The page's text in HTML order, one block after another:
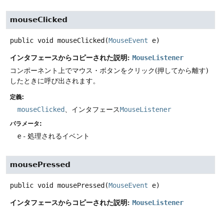
mouseClicked
public void mouseClicked (MouseEvent e)
インタフェースからコピーされた説明: MouseListener
コンポーネント上でマウス・ボタンをクリック(押してから離す)
したときに呼び出されます。
定義:
mouseClicked 、インタフェースMouseListener
パラメータ:
e - 処理されるイベント
mousePressed
public void mousePressed (MouseEvent e)
インタフェースからコピーされた説明: MouseListener